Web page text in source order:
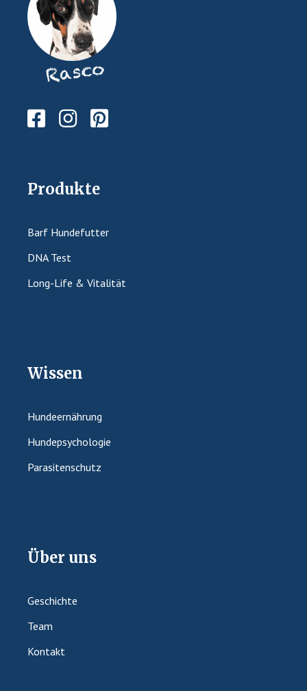
Produkte
Barf Hundefutter
DNA Test
Long-Life & Vitalität
Wissen
Hundeernährung
Hundepsychologie
Parasitenschutz
Über uns
Geschichte
Team
Kontakt